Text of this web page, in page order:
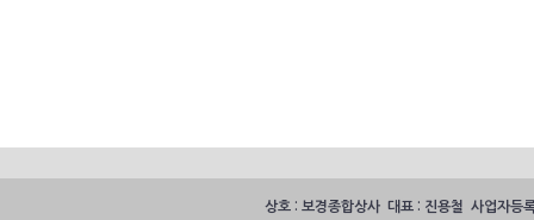
상호 : 보경종합상사 대표 : 진용철 사업자